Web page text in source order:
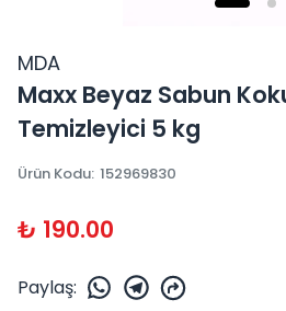
MDA
Maxx Beyaz Sabun
Temizleyici 5 kg
Ürün Kodu: 152969830
₺ 190.00
Paylaş: